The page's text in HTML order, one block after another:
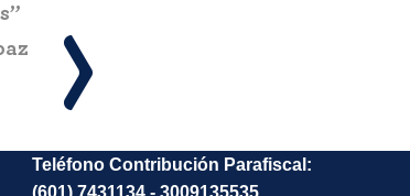
734.000 personas
Teléfono Contribución Parafiscal:
(601) 7431134 - 3009135535